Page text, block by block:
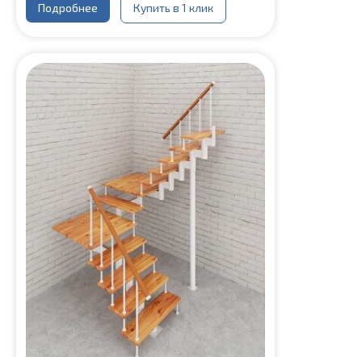
Подробнее Купить в 1 клик